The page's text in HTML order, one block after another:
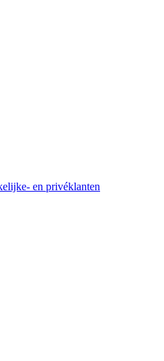
en privéklanten